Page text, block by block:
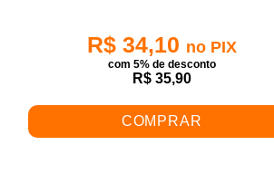
R$ 34,10 no PIX
com 5% de desconto
R$ 35,90
COMPRAR